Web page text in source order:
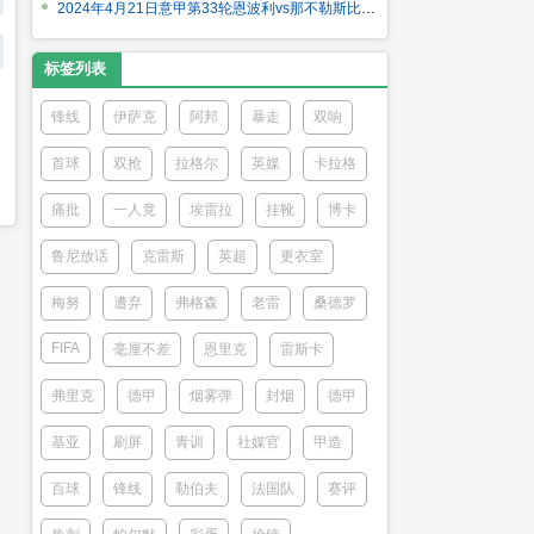
2024年4月21日意甲第33轮恩波利vs那不勒斯比赛集锦
标签列表
锋线 伊萨克 阿邦 暴走 双响
首球 双抢 拉格尔 英媒 卡拉格
痛批 一人竟 埃雷拉 挂靴 博卡
鲁尼放话 克雷斯 英超 更衣室
梅努 遭弃 弗格森 老雷 桑德罗
FIFA 毫厘不差 恩里克 雷斯卡
弗里克 德甲 烟雾弹 封烟 德甲
基亚 刷屏 青训 社媒官 甲造
百球 锋线 勒伯夫 法国队 赛评